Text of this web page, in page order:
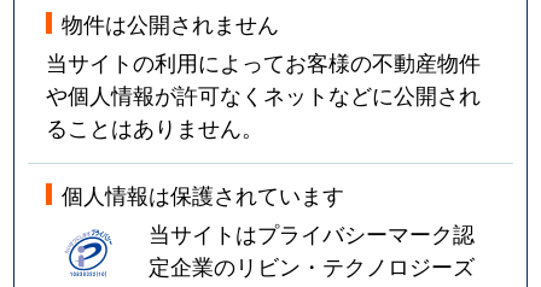
物件は公開されません
当サイトの利用によってお客様の不動産物件
や個人情報が許可なくネットなどに公開され
ることはありません。
個人情報は保護されています
当サイトはプライバシーマーク認
定企業のリビン・テクノロジーズ